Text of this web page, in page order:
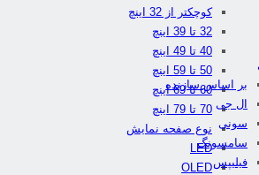
کوچکتر از 32 اینچ
32 تا 39 اینچ
40 تا 49 اینچ
50 تا 59 اینچ
60 تا 69 اینچ
70 تا 79 اینچ
نوع صفحه نمایش
LED
OLED
بر اساس سازنده
ال جی
سونی
سامسونگ
فیلیپس